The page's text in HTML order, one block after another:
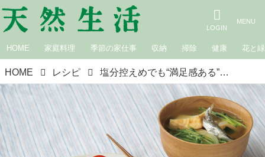
HOME 家庭料理 季節の家仕事 収納 掃除 健康 花と緑
HOME レシピ 塩分控えめでも“満足感ある”朝ごはん「黒ごまさけおにぎり」と「厚揚げと豆苗の味噌汁」のつくり方。栄養士に教わる“体を強く美しく”する献立／今泉久美さん